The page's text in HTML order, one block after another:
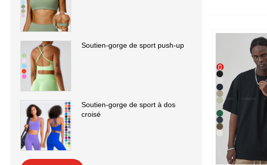
Soutien-gorge de sport push-up
Soutien-gorge de sport à dos
croisé